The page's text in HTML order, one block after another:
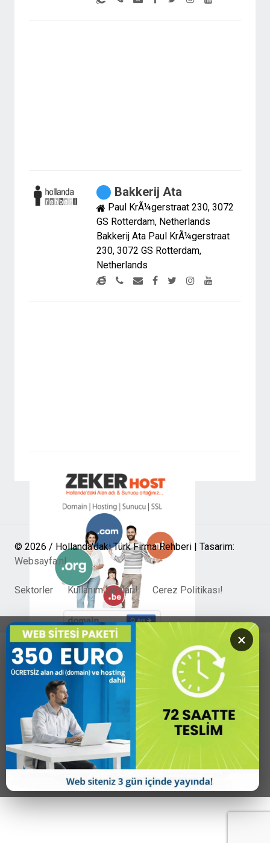
Bakkerij Ata
Paul KrÃ¼gerstraat 230, 3072
GS Rotterdam, Netherlands
Bakkerij Ata Paul KrÃ¼gerstraat
230, 3072 GS Rotterdam,
Netherlands
© 2026 / Hollanda'daki Türk Firma Rehberi | Tasarim:
Websayfa.nl
Sektorler Kullanım Şartları! Cerez Politikası!
×